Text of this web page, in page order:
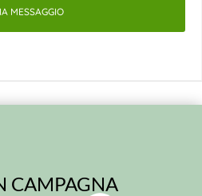
MESSAGGIO
CAMPAGNA